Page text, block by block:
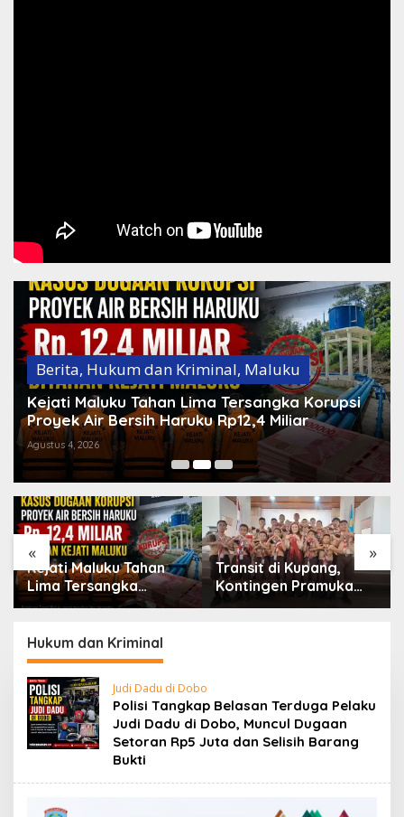
Berita, Hukum dan Kriminal, Maluku
Kejati Maluku Tahan Lima Tersangka Korupsi
Proyek Air Bersih Haruku Rp12,4 Miliar
Agustus 4, 2026
« »
Kejati Maluku Tahan
Lima Tersangka
Korupsi Proyek Air
Miliar
Transit di Kupang,
Kontingen Pramuka
Hukum dan Kriminal
Judi Dadu di Dobo
Polisi Tangkap Belasan Terduga Pelaku
Judi Dadu di Dobo, Muncul Dugaan
Setoran Rp5 Juta dan Selisih Barang
Bukti